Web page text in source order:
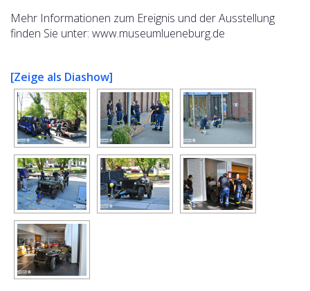
Mehr Informationen zum Ereignis und der Ausstellung
finden Sie unter: www.museumlueneburg.de
[Zeige als Diashow]